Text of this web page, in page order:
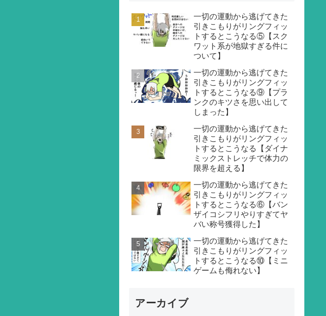
一切の運動から逃げてきた
引きこもりがリングフィッ
トするとこうなる⑤【スク
ワット系が地獄すぎる件に
ついて】
一切の運動から逃げてきた
引きこもりがリングフィッ
トするとこうなる⑨【プラ
ンクのキツさを思い出して
しまった】
一切の運動から逃げてきた
引きこもりがリングフィッ
トするとこうなる【ダイナ
ミックストレッチで体力の
限界を超える】
一切の運動から逃げてきた
引きこもりがリングフィッ
トするとこうなる⑥【バン
ザイコシフリやりすぎてヤ
バい称号獲得した】
一切の運動から逃げてきた
引きこもりがリングフィッ
トするとこうなる⑩【ミニ
ゲームも侮れない】
アーカイブ